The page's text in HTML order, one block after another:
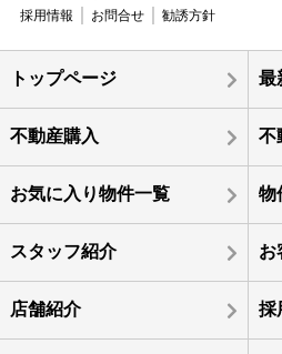
採用情報
お問合せ 勧誘方針
トップページ 最
不動産購入 不
お気に入り物件一覧 物
スタッフ紹介 お
店舗紹介 採